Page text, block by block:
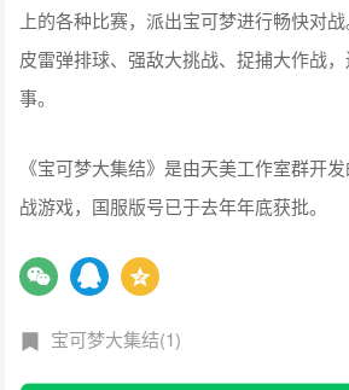
上的各种比赛，派出宝可梦进行畅快对
皮雷弹排球、强敌大挑战、捉捕大作战
事。
《宝可梦大集结》是由天美工作室群开
战游戏，国服版号已于去年年底获批。
宝可梦大集结(1)